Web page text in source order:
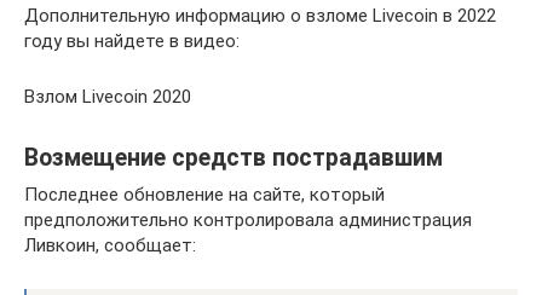
Дополнительную информацию о взломе Livecoin в 2022
году вы найдете в видео:
Взлом Livecoin 2020
Возмещение средств пострадавшим
Последнее обновление на сайте, который
предположительно контролировала администрация
Ливкоин, сообщает: